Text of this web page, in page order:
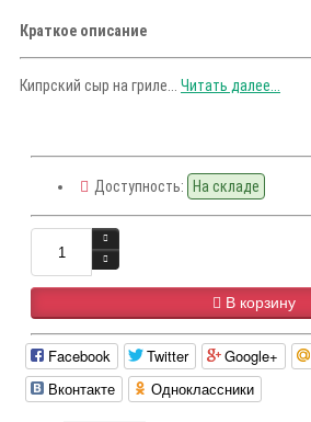
Краткое описание
Кипрский сыр на гриле... Читать далее...
Доступность: На складе
В корзину
Facebook Twitter Google+
Вконтакте
Одноклассники